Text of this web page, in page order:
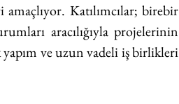
Katılımcılar; birebir
aracılığıyla projelerinin
yapım ve uzun vadeli iş birlikleri